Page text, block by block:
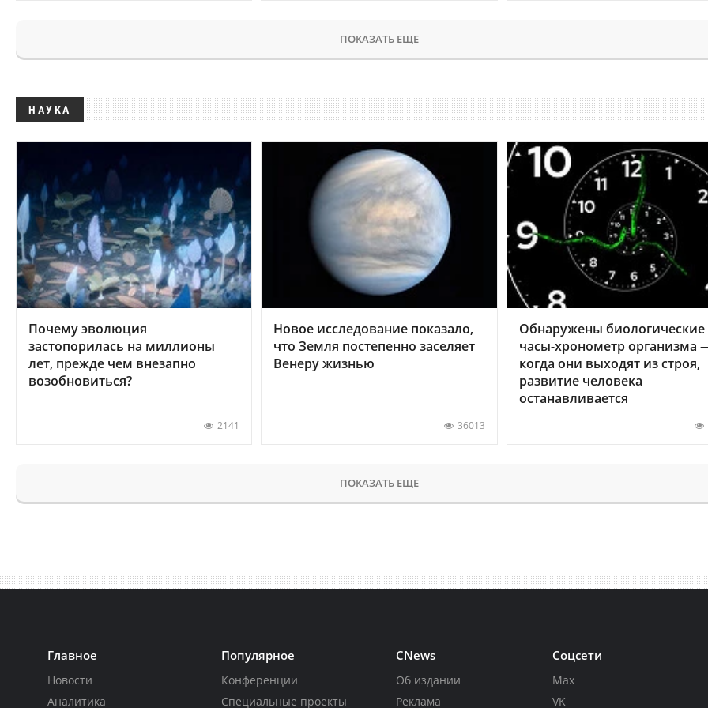
ПОКАЗАТЬ ЕЩЕ
НАУКА
Почему эволюция
застопорилась на миллионы
лет, прежде чем внезапно
возобновиться?
2141
Новое исследование показало,
что Земля постепенно заселяет
Венеру жизнью
36013
Обнаружены биологические
часы-хронометр организма
когда они выходят из строя,
развитие человека
останавливается
ПОКАЗАТЬ ЕЩЕ
Главное
Новости
Аналитика
Популярное
Конференции
Специальные проекты
CNews
Об издании
Реклама
Соцсети
Max
VK